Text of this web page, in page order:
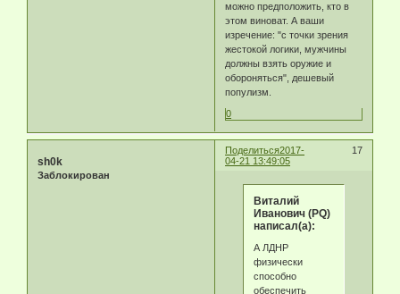
можно предположить, кто в
этом виноват. А ваши
изречение: "с точки зрения
жестокой логики, мужчины
должны взять оружие и
обороняться", дешевый
популизм.
0
Поделиться 17
2017-
04-21 13:49:05
sh0k
Заблокирован
Виталий
Иванович (PQ)
написал(а):
А ЛДНР
физически
способно
обеспечить